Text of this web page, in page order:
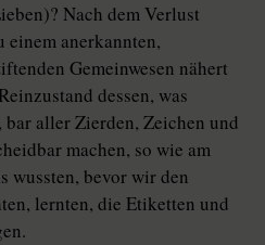
Nach dem Verlust
anerkannten,
Gemeinwesen nähert
dessen, was
aller Zierden, Zeichen und
machen, so wie am
wussten, bevor wir den
lernten, die Etiketten und